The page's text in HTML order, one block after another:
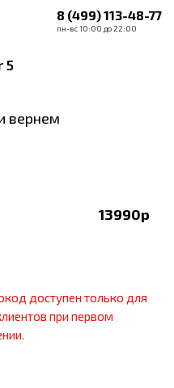
8 (499) 113-48-77
пн-вс 10:00 до 22:00
5
вернем
13990р
доступен только для
при первом